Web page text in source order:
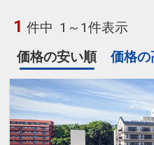
1 件中 1～1件表示
価格の安い順
価格の